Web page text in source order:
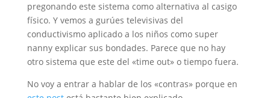
pregonando este sistema como alternativa al casigo
físico. Y vemos a gurúes televisivas del
conductivismo aplicado a los niños como super
nanny explicar sus bondades. Parece que no hay
otro sistema que este del «time out» o tiempo fuera.
No voy a entrar a hablar de los «contras» porque en